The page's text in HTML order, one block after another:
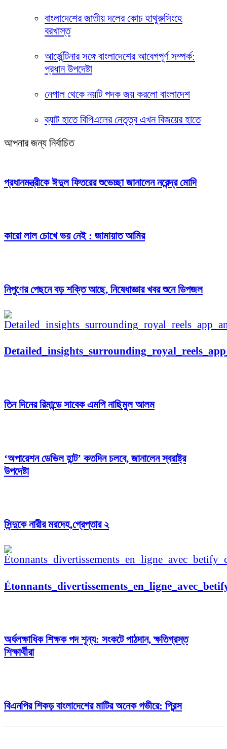
বাংলাদেশের জাতীয় দলের কোচ হাথুরুসিংহে
বরখাস্ত
আর্জেন্টিনার সঙ্গে বাংলাদেশের আবেগপূর্ণ সম্পর্ক:
প্রধান উপদেষ্টা
নেপাল থেকে নয়টি পদক জয় করলো বাংলাদেশ
ব্যাট হাতে বিপিএলের নেতৃত্ব এখন বিজয়ের হাতে
আপনার জন্য নির্বাচিত
প্রধানমন্ত্রীকে ঈদুল ফিতরের শুভেচ্ছা জানালেন নরেন্দ্র মোদি
কারো লাল চোখে ভয় নেই : জামায়াত আমির
নিপুণের পেছনে বড় শক্তি আছে, নিষেধাজ্ঞার খবর শুনে ডিপজল
তিন দিনের রিমান্ডে সাবেক এমপি নাছিমুল আলম
‘অপারেশন ডেভিল হান্ট’ কতদিন চলবে, জানালেন স্বরাষ্ট্র
উপদেষ্টা
সিন্দুকে নারীর মরদেহ,গ্রেপ্তার ২
অর্ধলক্ষাধিক শিক্ষক পদ শূন্য: সংকটে পাঠদান, ক্ষতিগ্রস্ত
শিক্ষার্থীরা
বিএনপির শিকড় বাংলাদেশের মাটির অনেক গভীরে: প্রিন্স